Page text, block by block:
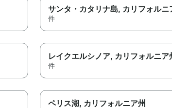
サンタ・カタリナ島, カリフォルニ
件
レイクエルシノア, カリフォルニア
件
ペリス湖, カリフォルニア州